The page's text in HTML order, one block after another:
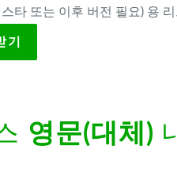
타 또는 이후 버전 필요) 용
기
영문(대체)